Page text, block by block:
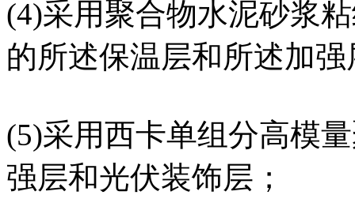
(4)采用聚合物水泥砂浆
的所述保温层和所述加强
(5)采用西卡单组分高模
强层和光伏装饰层；